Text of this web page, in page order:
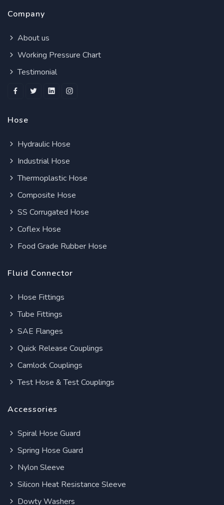
Company
About us
Working Pressure Chart
Testimonial
Hose
Hydraulic Hose
Industrial Hose
Thermoplastic Hose
Composite Hose
SS Corrugated Hose
Coflex Hose
Food Grade Rubber Hose
Fluid Connector
Hose Fittings
Tube Fittings
SAE Flanges
Quick Release Couplings
Camlock Couplings
Test Hose & Test Couplings
Accessories
Spiral Hose Guard
Spring Hose Guard
Nylon Sleeve
Silicon Heat Resistance Sleeve
Dowty Washers